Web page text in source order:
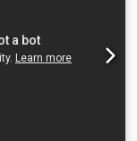
Numerička
4.0 Električni
50 Hz Struja: